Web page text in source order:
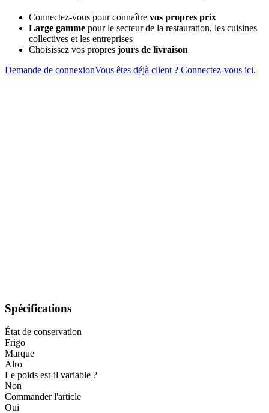
Connectez-vous pour connaître vos propres prix
Large gamme pour le secteur de la restauration, les cuisines
collectives et les entreprises
Choisissez vos propres jours de livraison
Demande de connexionVous êtes déjà client ? Connectez-vous ici.
Spécifications
État de conservation
Frigo
Marque
Alro
Le poids est-il variable ?
Non
Commander l'article
Oui